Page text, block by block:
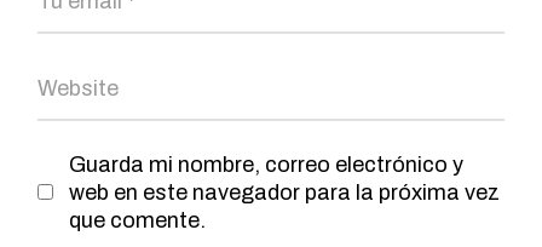
Guarda mi nombre, correo electrónico y
web en este navegador para la próxima vez
que comente.